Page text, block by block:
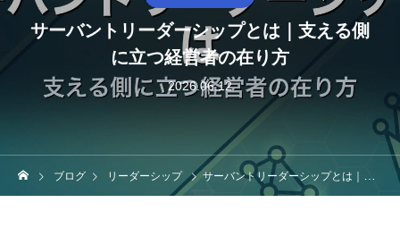
サーバントリーダーシップとは｜支える側
に立つ経営者の在り方
2026.06.12
ブログ リーダーシップ サーバントリーダーシップとは｜支える側に立つ経営者の在り方